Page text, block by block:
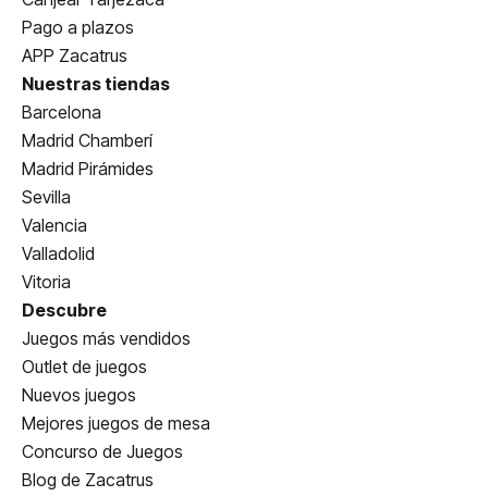
Pago a plazos
APP Zacatrus
Nuestras tiendas
Barcelona
Madrid Chamberí
Madrid Pirámides
Sevilla
Valencia
Valladolid
Vitoria
Descubre
Juegos más vendidos
Outlet de juegos
Nuevos juegos
Mejores juegos de mesa
Concurso de Juegos
Blog de Zacatrus